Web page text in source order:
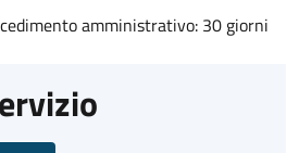
amministrativo: 30 giorni